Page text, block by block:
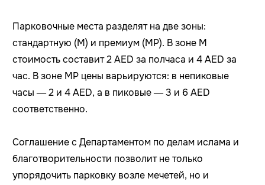
Парковочные места разделят на две зоны:
стандартную (M) и премиум (MP). В зоне M
стоимость составит 2 AED за полчаса и 4 AED за
час. В зоне MP цены варьируются: в непиковые
часы — 2 и 4 AED, а в пиковые — 3 и 6 AED
соответственно.
Соглашение с Департаментом по делам ислама и
благотворительности позволит не только
упорядочить парковку возле мечетей, но и